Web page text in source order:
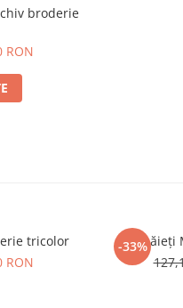
broderie
RON
tricolor
RON
-33%
Ie băieți